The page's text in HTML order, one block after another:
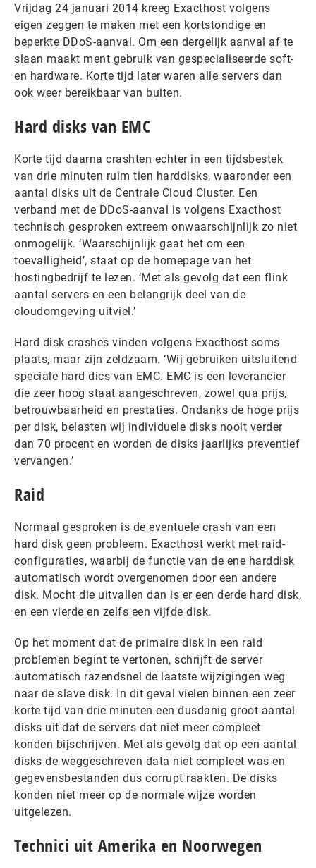
Vrijdag 24 januari 2014 kreeg Exacthost volgens
eigen zeggen te maken met een kortstondige en
beperkte DDoS-aanval. Om een dergelijk aanval af te
slaan maakt ment gebruik van gespecialiseerde soft-
en hardware. Korte tijd later waren alle servers dan
ook weer bereikbaar van buiten.
Hard disks van EMC
Korte tijd daarna crashten echter in een tijdsbestek
van drie minuten ruim tien harddisks, waaronder een
aantal disks uit de Centrale Cloud Cluster. Een
verband met de DDoS-aanval is volgens Exacthost
technisch gesproken extreem onwaarschijnlijk zo niet
onmogelijk. ‘Waarschijnlijk gaat het om een
toevalligheid’, staat op de homepage van het
hostingbedrijf te lezen. ‘Met als gevolg dat een flink
aantal servers en een belangrijk deel van de
cloudomgeving uitviel.’
Hard disk crashes vinden volgens Exacthost soms
plaats, maar zijn zeldzaam. ‘Wij gebruiken uitsluitend
speciale hard dics van EMC. EMC is een leverancier
die zeer hoog staat aangeschreven, zowel qua prijs,
betrouwbaarheid en prestaties. Ondanks de hoge prijs
per disk, belasten wij individuele disks nooit verder
dan 70 procent en worden de disks jaarlijks preventief
vervangen.’
Raid
Normaal gesproken is de eventuele crash van een
hard disk geen probleem. Exacthost werkt met raid-
configuraties, waarbij de functie van de ene harddisk
automatisch wordt overgenomen door een andere
disk. Mocht die uitvallen dan is er een derde hard disk,
en een vierde en zelfs een vijfde disk.
Op het moment dat de primaire disk in een raid
problemen begint te vertonen, schrijft de server
automatisch razendsnel de laatste wijzigingen weg
naar de slave disk. In dit geval vielen binnen een zeer
korte tijd van drie minuten een dusdanig groot aantal
disks uit dat de servers dat niet meer compleet
konden bijschrijven. Met als gevolg dat op een aantal
disks de weggeschreven data niet compleet was en
gegevensbestanden dus corrupt raakten. De disks
konden niet meer op de normale wijze worden
uitgelezen.
Technici uit Amerika en Noorwegen